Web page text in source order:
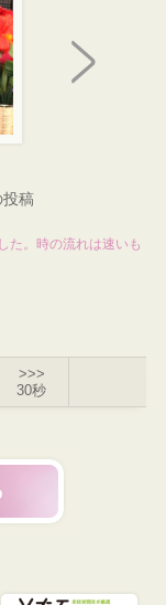
投稿
た。時の流れは速いも
>>>
30秒